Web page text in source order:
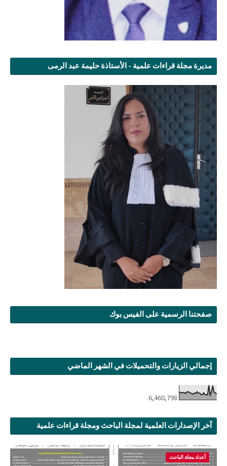
مديرة مجلة قراءات علمية - الأستاذة حليمة عبد الرمى
صفحتنا الرسمية على الفيس بوك
إجمالي الزيارات والتحميلات في الشهر الماضي
6,460,798
آخر الإصدارات العلمية لمجلة الباحث ومجلة قراءات علمية
أعداد مجلة الباحث